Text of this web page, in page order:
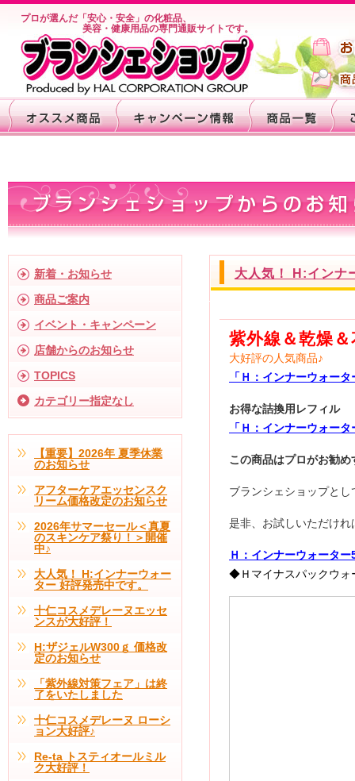
プロが選んだ「安心・安全」の化粧品、
美容・健康用品の専門通販サイトです。
新着・お知らせ
商品ご案内
イベント・キャンペーン
店舗からのお知らせ
TOPICS
カテゴリー指定なし
【重要】2026年 夏季休業
のお知らせ
アフターケアエッセンスク
リーム価格改定のお知らせ
2026年サマーセール＜真夏
のスキンケア祭り！＞開催
中♪
大人気！ H:インナーウォー
ター 好評発売中です。
十仁コスメデレーヌエッセ
ンスが大好評！
H:ザジェルW300ｇ 価格改
定のお知らせ
「紫外線対策フェア」は終
了をいたしました
十仁コスメデレーヌ ローシ
ョン大好評♪
Re-ta トスティオールミル
ク大好評！
大人気！ H:インナ
紫外線＆乾燥
大好評の人気商品♪
「Ｈ：インナーウォー
お得な詰換用レフィル
「Ｈ：インナーウォー
この商品はプロがお勧
ブランシェショップと
是非、お試しいただけ
Ｈ：インナーウォータ
◆Ｈマイナスパックウォ